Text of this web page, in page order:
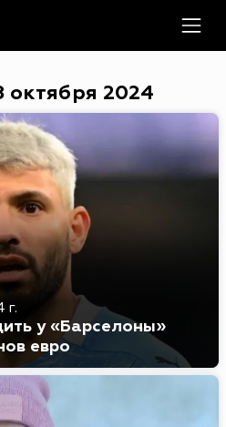
октября 2024
г.
у «Барселоны»
евро